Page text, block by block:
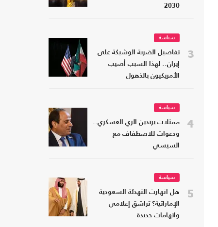
2030
3
سياسة
تفاصيل الضربة الوشيكة على
إيران.. لهذا السبب أصيب
الأمريكيون بالذهول
4
سياسة
ممثلات يرتدين الزي العسكري..
ودعوات للاصطفاف مع
السيسي
5
سياسة
هل انهارت التهدئة السعودية
الإماراتية؟ تراشق إعلامي
واتهامات جديدة